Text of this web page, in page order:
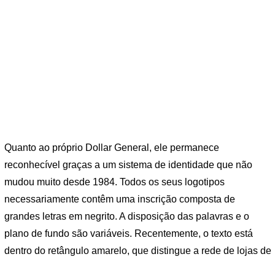
Quanto ao próprio Dollar General, ele permanece
reconhecível graças a um sistema de identidade que não
mudou muito desde 1984. Todos os seus logotipos
necessariamente contêm uma inscrição composta de
grandes letras em negrito. A disposição das palavras e o
plano de fundo são variáveis. Recentemente, o texto está
dentro do retângulo amarelo, que distingue a rede de lojas de